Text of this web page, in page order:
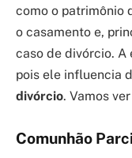
como o patrimônio
o casamento e,
caso de divórcio. A
pois ele influencia
divórcio. Vamos
Comunhão